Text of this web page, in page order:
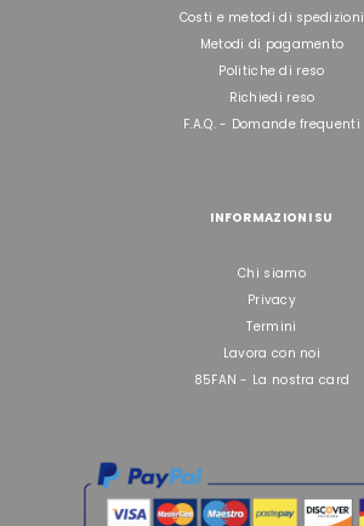
Costi e metodi di spedizioni
Metodi di pagamento
Politiche di reso
Richiedi reso
F.A.Q. - Domande frequenti
INFORMAZIONI SU
Chi siamo
Privacy
Termini
Lavora con noi
85FAN - La nostra card